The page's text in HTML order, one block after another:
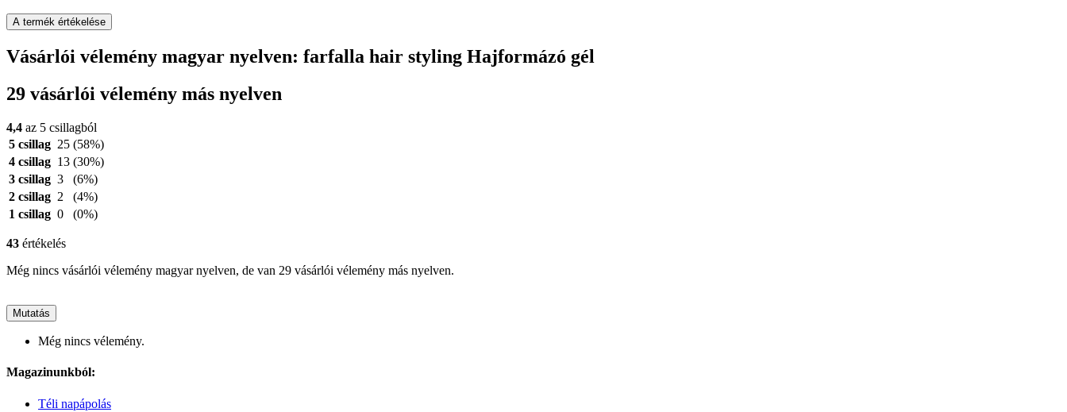
A termék értékelése
Vásárlói vélemény magyar nyelven: farfalla hair styling Hajformázó gél
29 vásárlói vélemény más nyelven
4,4 az 5 csillagból
5 csillag 25 (58%)
4 csillag 13 (30%)
3 csillag 3
(6%)
2 csillag 2
(4%)
1 csillag 0 (0%)
43 értékelés
Még nincs vásárlói vélemény magyar nyelven, de van 29 vásárlói vélemény más nyelven.
Mutatás
Még nincs vélemény.
Magazinunkból:
Téli napápolás